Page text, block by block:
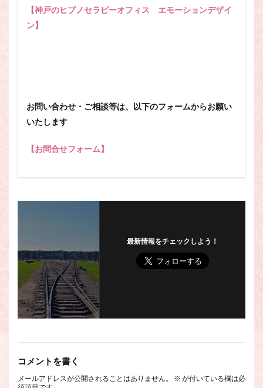
【神戸のヒプノセラピーオフィス エモーションデザイ
ン】
お問い合わせ・ご相談等は、以下のフォームからお願い
いたします
【お問合せフォーム】
最新情報をチェックしよう！
コメントを書く
メールアドレスが公開されることはありません。 ※ が付いている欄は必